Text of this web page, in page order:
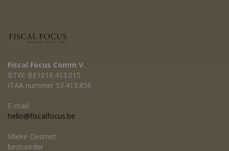
Fiscal Focus Comm V.
BTW: BE1016.413.015
ITAA nummer 53.413.856
E-mail:
hello@fiscalfocus.be
Mieke Desmet
bestuurder